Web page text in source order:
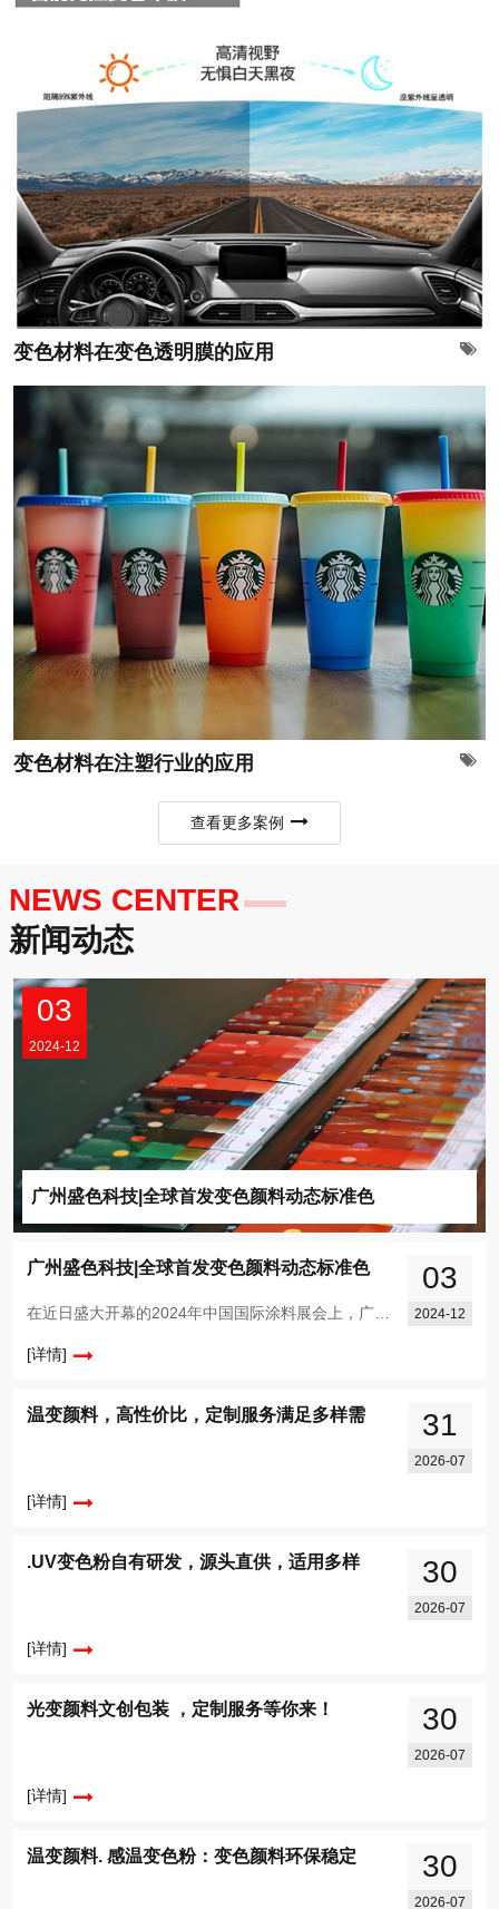
变色材料在变色透明膜的应用
变色材料在注塑行业的应用
查看更多案例
NEWS CENTER
新闻动态
03
2024-12
广州盛色科技|全球首发变色颜料动态标准色
03
2024-12
广州盛色科技|全球首发变色颜料动态标准色
在近日盛大开幕的2024年中国国际涂料展会上，广州盛色科技有限公司（以下简称“盛色科技”）以一场前所未有的创新展示，宣告了国内变色颜料领域迈入全新纪元。盛色科技，这家专业从事光变材料和温变材料研发与生产的高新技术企业，全球首发、国内首创推出...
[详情]
31
2026-07
温变颜料，高性价比，定制服务满足多样需
[详情]
30
2026-07
.UV变色粉自有研发，源头直供，适用多样
[详情]
30
2026-07
光变颜料文创包装 ，定制服务等你来！
[详情]
30
2026-07
温变颜料. 感温变色粉：变色颜料环保稳定